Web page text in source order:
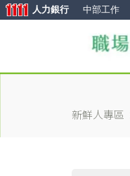
人力銀行 中部工作
新鮮人專區